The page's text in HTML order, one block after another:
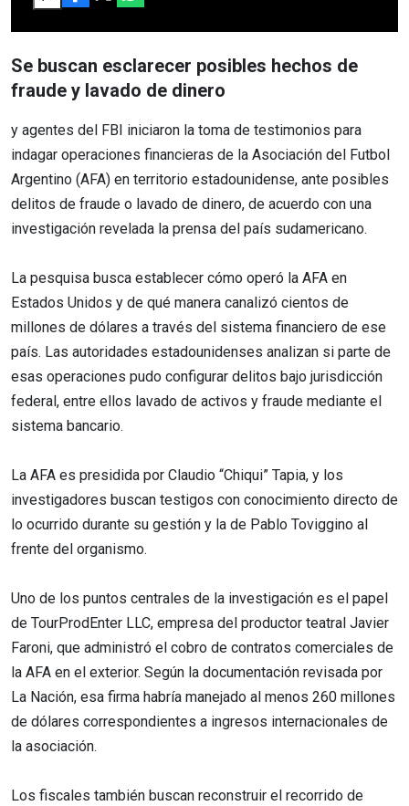
Se buscan esclarecer posibles hechos de
fraude y lavado de dinero
y agentes del FBI iniciaron la toma de testimonios para
indagar operaciones financieras de la Asociación del Futbol
Argentino (AFA) en territorio estadounidense, ante posibles
delitos de fraude o lavado de dinero, de acuerdo con una
investigación revelada la prensa del país sudamericano.
La pesquisa busca establecer cómo operó la AFA en
Estados Unidos y de qué manera canalizó cientos de
millones de dólares a través del sistema financiero de ese
país. Las autoridades estadounidenses analizan si parte de
esas operaciones pudo configurar delitos bajo jurisdicción
federal, entre ellos lavado de activos y fraude mediante el
sistema bancario.
La AFA es presidida por Claudio “Chiqui” Tapia, y los
investigadores buscan testigos con conocimiento directo de
lo ocurrido durante su gestión y la de Pablo Toviggino al
frente del organismo.
Uno de los puntos centrales de la investigación es el papel
de TourProdEnter LLC, empresa del productor teatral Javier
Faroni, que administró el cobro de contratos comerciales de
la AFA en el exterior. Según la documentación revisada por
La Nación, esa firma habría manejado al menos 260 millones
de dólares correspondientes a ingresos internacionales de
la asociación.
Los fiscales también buscan reconstruir el recorrido de